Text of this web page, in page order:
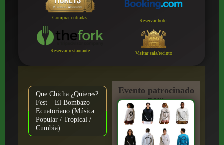
Comprar entradas
Reservar hotel
Reservar restaurante Visitar sala/recinto
Que Chicha ¿Quieres?
Fest – El Bombazo
Ecuatoriano (Música
Popular / Tropical /
Cumbia)
Evento patrocinado
por: